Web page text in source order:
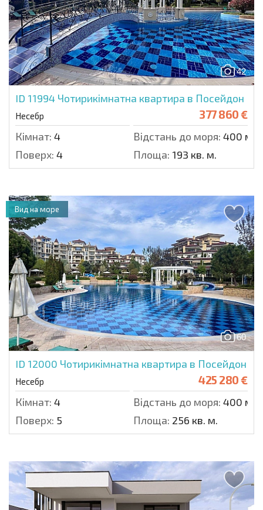
42
ID 11994 Чотирикімнатна квартира в Посейдон
Несебр 377 860 €
Кімнат: 4 Відстань до моря: 400 м.
Поверх: 4 Площа: 193 кв. м.
60
ID 12000 Чотирикімнатна квартира в Посейдон
Несебр 425 280 €
Кімнат: 4 Відстань до моря: 400 м.
Поверх: 5 Площа: 256 кв. м.
Вид на море